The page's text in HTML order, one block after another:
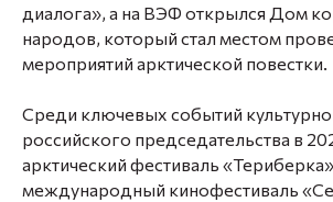
диалога», а на ВЭФ открылся Дом
народов, который стал местом
мероприятий арктической повестки.
Среди ключевых событий
российского председательства в
арктический фестиваль
международный кинофестиваль